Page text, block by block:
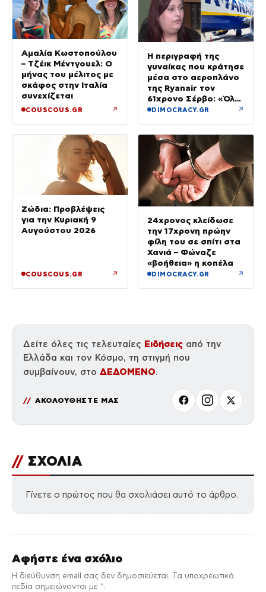
Αμαλία Κωστοπούλου
– Τζέικ Μέντγουελ: Ο
μήνας του μέλιτος με
σκάφος στην Ιταλία
συνεχίζεται
COUSCOUS.GR ↗
Η περιγραφή της
γυναίκας που κράτησε
μέσα στο αεροπλάνο
της Ryanair τον
61χρονο Σέρβο: «Όλα
έγιναν σε κλάσματα
DIMOCRACY.GR ↗
Ζώδια: Προβλέψεις
για την Κυριακή 9
Αυγούστου 2026
COUSCOUS.GR ↗
24χρονος κλείδωσε
την 17χρονη πρώην
φίλη του σε σπίτι στα
Χανιά – Φώναζε
«βοήθεια» η κοπέλα
DIMOCRACY.GR ↗
Δείτε όλες τις τελευταίες Ειδήσεις από την
Ελλάδα και τον Κόσμο, τη στιγμή που
συμβαίνουν, στο ΔΕΔΟΜΕΝΟ.
ΑΚΟΛΟΥΘΗΣΤΕ ΜΑΣ
// ΣΧΟΛΙΑ
Γίνετε ο πρώτος που θα σχολιάσει αυτό το άρθρο.
Αφήστε ένα σχόλιο
Η διεύθυνση email σας δεν δημοσιεύεται. Τα υποχρεωτικά
πεδία σημειώνονται με *.